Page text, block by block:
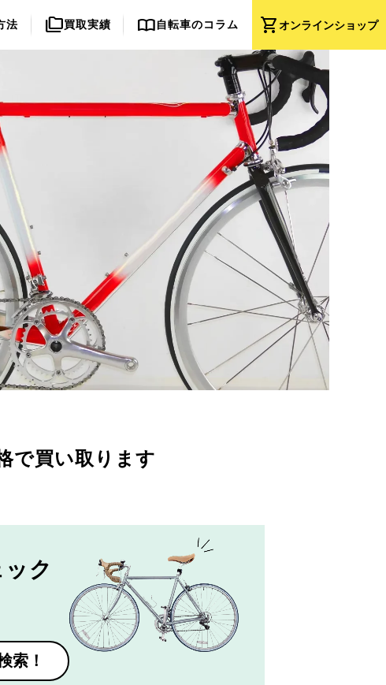
shopping_cartオンラインショップ
法 folder_copy買取実績 import_contacts自転車のコラム
で買い取ります
ク
索！